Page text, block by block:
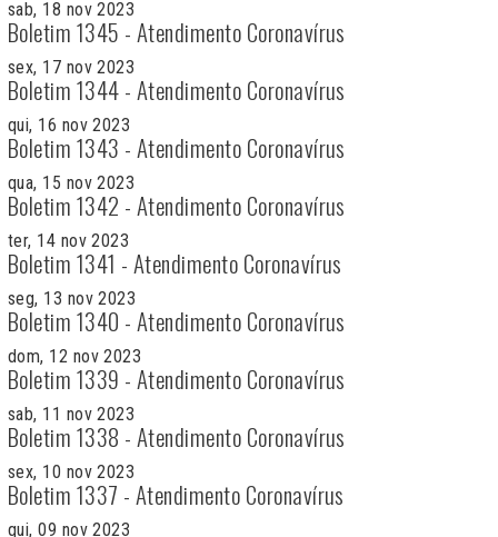
sab, 18 nov 2023
Boletim 1345 - Atendimento Coronavírus
sex, 17 nov 2023
Boletim 1344 - Atendimento Coronavírus
qui, 16 nov 2023
Boletim 1343 - Atendimento Coronavírus
qua, 15 nov 2023
Boletim 1342 - Atendimento Coronavírus
ter, 14 nov 2023
Boletim 1341 - Atendimento Coronavírus
seg, 13 nov 2023
Boletim 1340 - Atendimento Coronavírus
dom, 12 nov 2023
Boletim 1339 - Atendimento Coronavírus
sab, 11 nov 2023
Boletim 1338 - Atendimento Coronavírus
sex, 10 nov 2023
Boletim 1337 - Atendimento Coronavírus
qui, 09 nov 2023